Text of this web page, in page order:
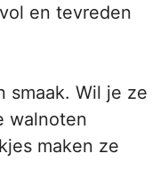
en tevreden
smaak. Wil je ze
walnoten
maken ze